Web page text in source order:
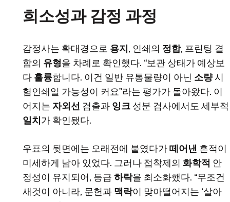
희소성과 감정 과정
감정사는 확대경으로 용지 , 인쇄의 정합, 프린팅 결
함의 유형을 차례로 확인했다. “보관 상태가 예상보
다 훌륭합니다. 이건 일반 유통물량이 아닌 소량시
험인쇄일 가능성이 커요”라는 평가가 돌아왔다. 이
어지는 자외선 검출과 잉크 성분 검사에서도 세부적
일치 가 확인됐다.
우표의 뒷면에는 오래전에 붙였다가떼어낸 흔적이
미세하게 남아 있었다. 그러나 접착제의 화학적 안
정성이 유지되어, 등급 하락을 최소화했다. “무조건
새것이 아니라, 문헌과 맥락이 맞아떨어지는 ‘살아